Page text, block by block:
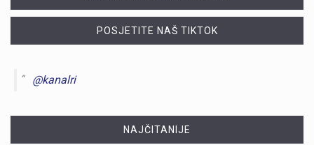
POSJETITE NAŠ TIKTOK
@kanalri
NAJČITANIJE